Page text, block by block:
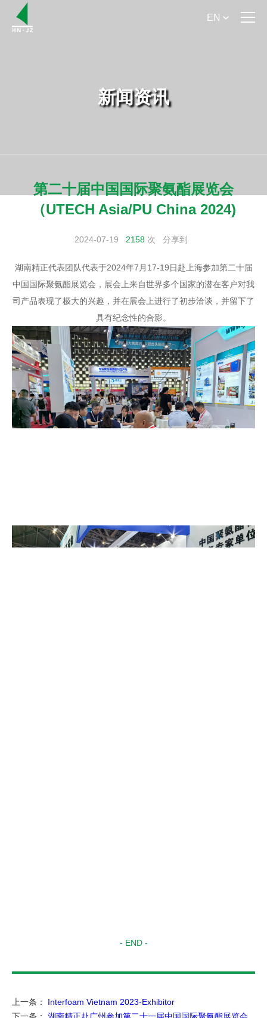
服务支持
EN
新闻资讯
第二十届中国国际聚氨酯展览会
（UTECH Asia/PU China 2024)
2024-07-19 2158 次 分享到
湖南精正代表团队代表于2024年7月17-19日赴上海参加第二十届
中国国际聚氨酯展览会，展会上来自世界多个国家的潜在客户对我
司产品表现了极大的兴趣，并在展会上进行了初步洽谈，并留下了
具有纪念性的合影。
- END -
上一条：
Interfoam Vietnam 2023-Exhibitor